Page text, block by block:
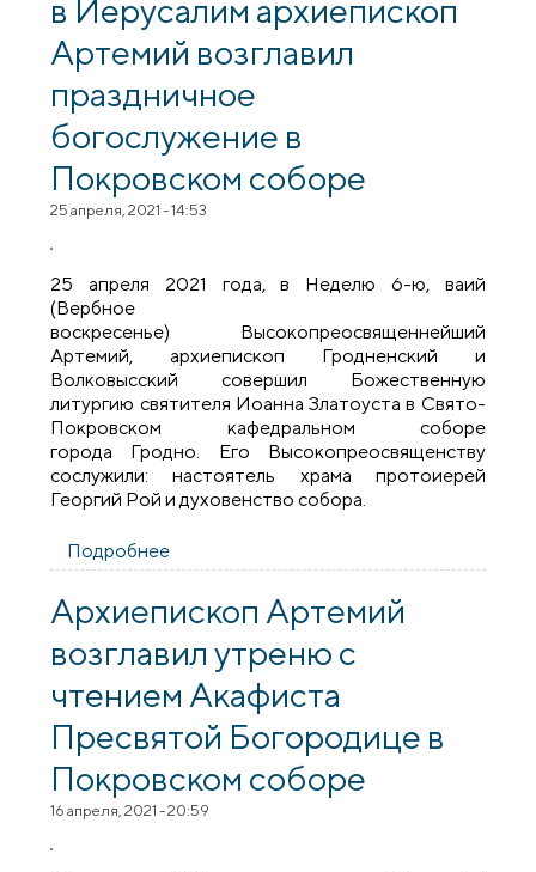
в Иерусалим архиепископ
Артемий возглавил
праздничное
богослужение в
Покровском соборе
25 апреля, 2021 - 14:53
25 апреля 2021 года, в Неделю 6-ю, ваий
(Вербное
воскресенье) Высокопреосвященнейший
Артемий, архиепископ Гродненский и
Волковысский совершил Божественную
литургию святителя Иоанна Златоуста в Свято-
Покровском кафедральном соборе
города Гродно. Его Высокопреосвященству
сослужили: настоятель храма протоиерей
Георгий Рой и духовенство собора.
Подробнее
Иерусалим архиепископ Артемий
возглавил праздничное богослужение в
Покровском соборе
Архиепископ Артемий
возглавил утреню с
чтением Акафиста
Пресвятой Богородице в
Покровском соборе
16 апреля, 2021 - 20:59